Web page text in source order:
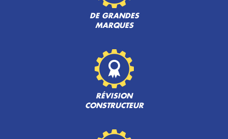
DE GRANDES
MARQUES
RÉVISION
CONSTRUCTEUR